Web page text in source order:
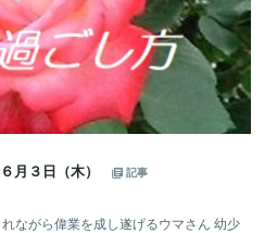
月３日（木）
記事
ながら偉業を成し遂げるウマさん 幼少